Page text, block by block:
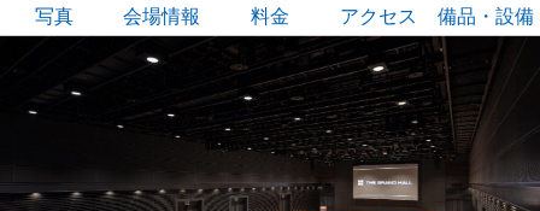
写真 会場情報 料金 アクセス 備品・設備